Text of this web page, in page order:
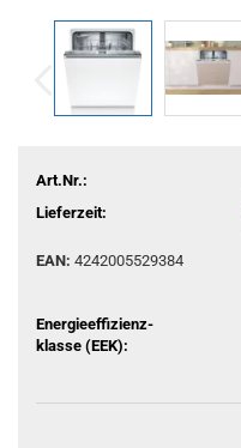
Art.Nr.:
Lieferzeit:
EAN: 4242005529384
Energieeffizienz-
klasse (EEK):